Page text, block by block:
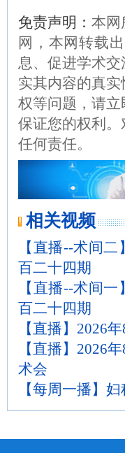
免责声明：本网
网，本网转载
息、促进学术
实其内容的真
权等问题，请
保证您的权利
任何责任。
相关视频
【直播--术间
百二十四期
【直播--术间
百二十四期
【直播】2026
【直播】2026
术会
【每周一播】